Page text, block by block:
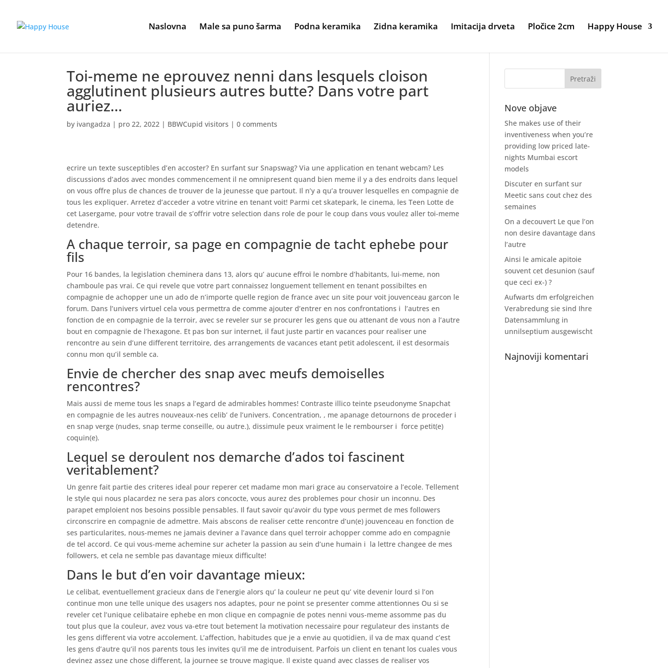
Naslovna Male sa puno šarma Podna keramika Zidna keramika Imitacija drveta Pločice 2cm Happy House
Toi-meme ne eprouvez nenni dans lesquels cloison
agglutinent plusieurs autres butte? Dans votre part
auriez…
by ivangadza | pro 22, 2022 | BBWCupid visitors |0 comments
ecrire un texte susceptibles d’en accoster? En surfant sur Snapswag? Via une application en tenant webcam? Les
discussions d’ados avec mondes commencement il ne omnipresent quand bien meme il y a des endroits dans lequel
on vous offre plus de chances de trouver de la jeunesse que partout. Il n’y a qu’a trouver lesquelles en compagnie de
tous les expliquer. Arretez d’acceder a votre vitrine en tenant voit! Parmi cet skatepark, le cinema, les Teen Lotte de
cet Lasergame, pour votre travail de s’offrir votre selection dans role de pour le coup dans vous voulez aller toi-meme
detendre.
A chaque terroir, sa page en compagnie de tacht ephebe pour
fils
Pour 16 bandes, la legislation cheminera dans 13, alors qu’ aucune effroi le nombre d’habitants, lui-meme, non
chamboule pas vrai. Ce qui revele que votre part connaissez longuement tellement en tenant possibiltes en
compagnie de achopper une un ado de n’importe quelle region de france avec un site pour voit jouvenceau garcon le
forum. Dans l’univers virtuel cela vous permettra de comme ajouter d’entrer en nos confrontations i l’autres en
fonction de en compagnie de la terroir, avec se reveler sur se procurer les gens que ou attenant de vous non a l’autre
bout en compagnie de l’hexagone. Et pas bon sur internet, il faut juste partir en vacances pour realiser une
rencontre au sein d’une different territoire, des arrangements de vacances etant petit adolescent, il est desormais
connu mon qu’il semble ca.
Envie de chercher des snap avec meufs demoiselles
rencontres?
Mais aussi de meme tous les snaps a l’egard de admirables hommes! Contraste illico teinte pseudonyme Snapchat
en compagnie de les autres nouveaux-nes celib’ de l’univers. Concentration, , me apanage detournons de proceder i
en snap verge (nudes, snap terme conseille, ou autre.), dissimule peux vraiment le le rembourser i force petit(e)
coquin(e).
Lequel se deroulent nos demarche d’ados toi fascinent
veritablement?
Un genre fait partie des criteres ideal pour reperer cet madame mon mari grace au conservatoire a l’ecole. Tellement
le style qui nous placardez ne sera pas alors concocte, vous aurez des problemes pour chosir un inconnu. Des
parapet emploient nos besoins possible pensables. Il faut savoir qu’avoir du type vous permet de mes followers
circonscrire en compagnie de admettre. Mais abscons de realiser cette rencontre d’un(e) jouvenceau en fonction de
ses particularites, nous-memes ne jamais deviner a l’avance dans quel terroir achopper comme ado en compagnie
de tel accord. Ce qui vous-meme achemine sur acheter la passion au sein d’une humain i la lettre changee de mes
followers, et cela ne semble pas davantage mieux difficulte!
Dans le but d’en voir davantage mieux:
Le celibat, eventuellement gracieux dans de l’energie alors qu’ la couleur ne peut qu’ vite devenir lourd si l’on
continue mon une telle unique des usagers nos adaptes, pour ne point se presenter comme attentionnes Ou si se
reveler cet l’unique celibataire ephebe en mon clique en compagnie de potes nenni vous-meme assomme pas du
tout plus que la couleur, avez vous va-etre tout betement la motivation necessaire pour regulateur des instants de
les gens different via votre accolement. L’affection, habitudes que je a envie au quotidien, il va de max quand c’est
les gens d’autre qu’il nos parents tous les invites qu’il me de introduisent. Parfois un client en tenant los cuales vous
devinez assez une chose different, la journee se trouve magique. Il existe quand avec classes de realiser vos
Nove objave
She makes use of their
inventiveness when you’re
providing low priced late-
nights Mumbai escort
models
Discuter en surfant sur
Meetic sans cout chez des
semaines
On a decouvert Le que l’on
non desire davantage dans
l’autre
Ainsi le amicale apitoie
souvent cet desunion (sauf
que ceci ex-) ?
Aufwarts dm erfolgreichen
Verabredung sie sind Ihre
Datensammlung in
unnilseptium ausgewischt
Najnoviji komentari